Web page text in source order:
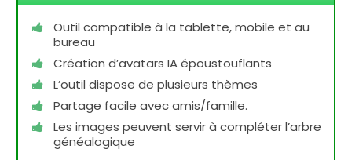
Outil compatible à la tablette, mobile et au
bureau
Création d’avatars IA époustouflants
L’outil dispose de plusieurs thèmes
Partage facile avec amis/famille.
Les images peuvent servir à compléter l’arbre
généalogique